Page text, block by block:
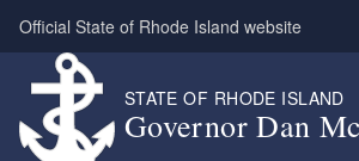
Skip to main content
Official State of Rhode Island website
STATE OF RHODE ISLAND
Governor Dan